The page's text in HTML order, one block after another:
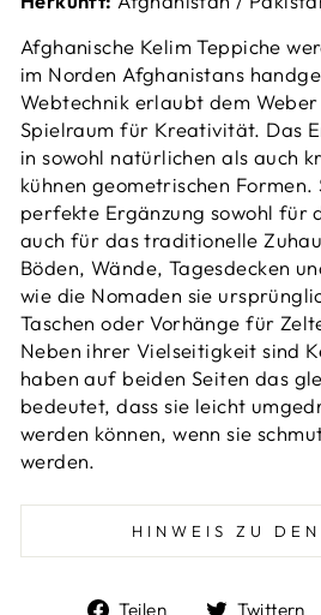
Afghanische Kelim Teppiche
im Norden Afghanistans
Webtechnik erlaubt dem
Spielraum für Kreativität. Das
in sowohl natürlichen als auch
kühnen geometrischen Formen.
perfekte Ergänzung sowohl für
auch für das traditionelle
Böden, Wände, Tagesdecken
wie die Nomaden sie
Taschen oder Vorhänge für
Neben ihrer Vielseitigkeit sind
habenauf beiden Seiten das
bedeutet, dass sie leicht
werden können, wenn sie
werden.
HINWEIS ZU
Teilen Auf Twittern